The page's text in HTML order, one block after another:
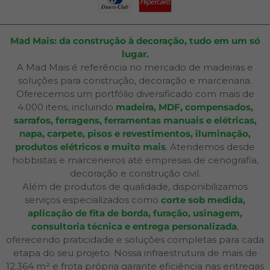
Mad Mais: da construção à decoração, tudo em um só
lugar.
A Mad Mais é referência no mercado de madeiras e
soluções para construção, decoração e marcenaria.
Oferecemos um portfólio diversificado com mais de
4.000 itens, incluindo madeira, MDF, compensados,
sarrafos, ferragens, ferramentas manuais e elétricas,
napa, carpete, pisos e revestimentos, iluminação,
produtos elétricos e muito mais. Atendemos desde
hobbistas e marceneiros até empresas de cenografia,
decoração e construção civil.
Além de produtos de qualidade, disponibilizamos
serviços especializados como corte sob medida,
aplicação de fita de borda, furação, usinagem,
consultoria técnica e entrega personalizada,
oferecendo praticidade e soluções completas para cada
etapa do seu projeto. Nossa infraestrutura de mais de
12.364 m² e frota própria garante eficiência nas entregas